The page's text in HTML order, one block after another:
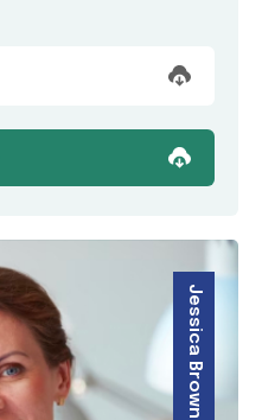
Jessica Brown